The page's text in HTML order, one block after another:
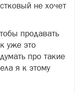
не хочет
продавать
уже это
про такие
я к этому